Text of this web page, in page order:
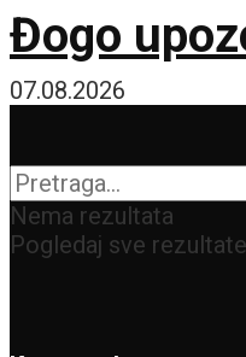
Đogo
opasne
uvođenja
vodiča na
07.08.2026
Nema rezultata
Pogledaj sve rezultate